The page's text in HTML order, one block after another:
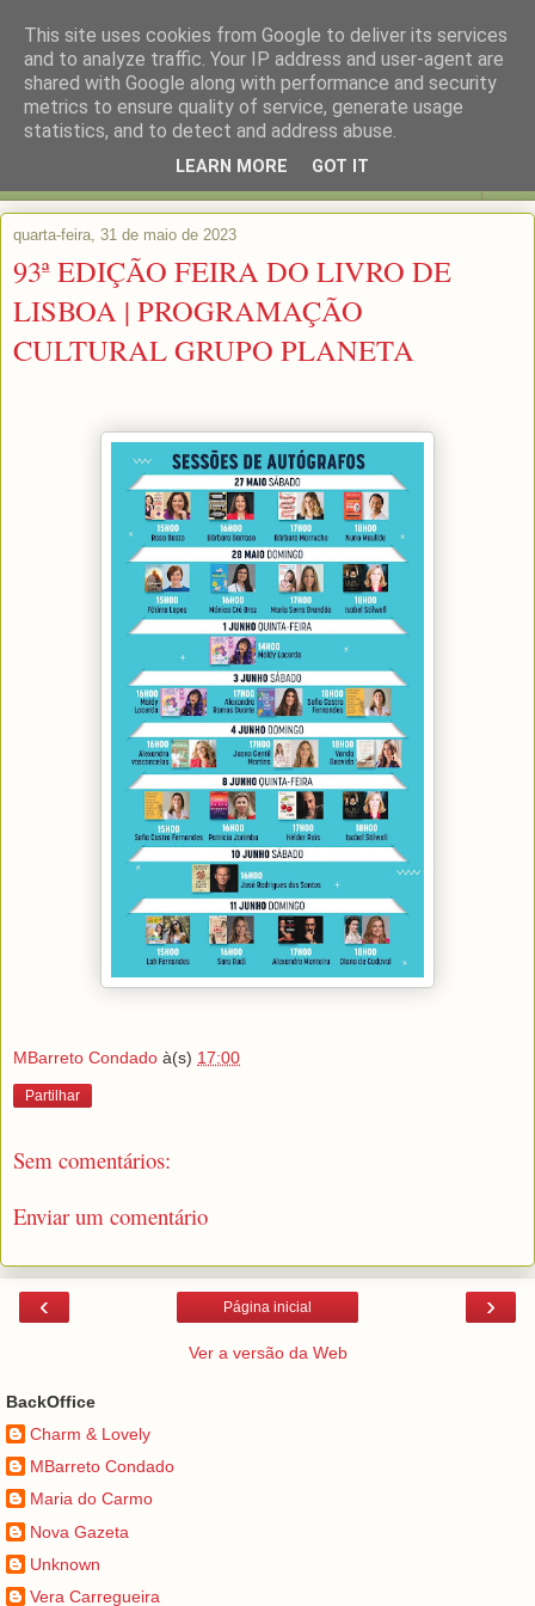
quarta-feira, 31 de maio de 2023
93ª EDIÇÃO FEIRA DO LIVRO DE
LISBOA | PROGRAMAÇÃO
CULTURAL GRUPO PLANETA
MBarreto Condado à(s) 17:00
Partilhar
Sem comentários:
Enviar um comentário
‹ ›
Página inicial
Ver a versão da Web
BackOffice
Charm & Lovely
MBarreto Condado
Maria do Carmo
Nova Gazeta
Unknown
Vera Carregueira
This site uses cookies from Google to deliver its services
and to analyze traffic. Your IP address and user-agent are
shared with Google along with performance and security
metrics to ensure quality of service, generate usage
statistics, and to detect and address abuse.
LEARN MORE GOT IT